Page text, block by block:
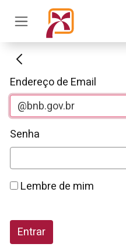
Autenticação
Endereço de Email
Senha
Lembre de mim
Entrar